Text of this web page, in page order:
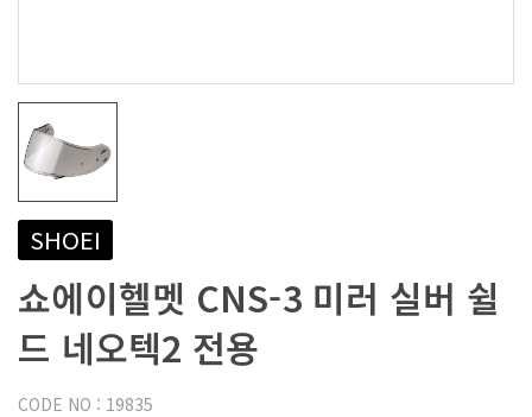
SHOEI
쇼에이헬멧 CNS-3 미러 실버 쉴
드 네오텍2 전용
CODE NO : 19835